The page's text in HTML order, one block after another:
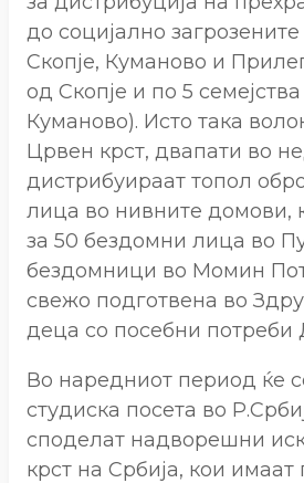
до социјално
Скопје, Куманово и
од Скопје и по 5
Куманово). Исто така
Црвен крст, двапати во
дистрибуираат топол
лица во нивните домови,
за 50 бездомни лица во
бездомници во Момин
свежо подготвена во
деца со посебни потреби
Во наредниот период ќе
студиска посета во
споделат надворешни
крст на Србија, кои